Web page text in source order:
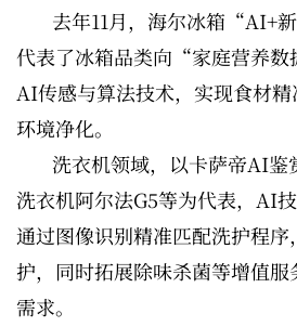
去年11月，海尔冰箱“AI+
代表了冰箱品类向“家庭营养
AI传感与算法技术，实现食材
环境净化。
洗衣机领域，以卡萨帝AI鉴
洗衣机阿尔法G5等为代表，AI技
通过图像识别精准匹配洗护程
护，同时拓展除味杀菌等增值
需求。